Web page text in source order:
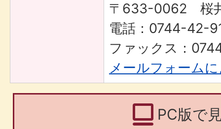
〒633-0062 桜
電話：0744-42-
ファックス：
メールフォーム
PC版で